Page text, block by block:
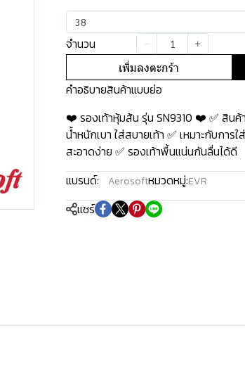
38
จำนวน
เพิ่มลงตะกร้า
คำอธิบายสินค้าแบบย่อ
❤️ รองเท้าหุ้มส้น รุ่น SN9310 ❤️ ✅ สินค้
น้ำหนักเบา ใส่สบายเท้า ✅ เหมาะกับกา
สะอาดง่าย ✅ รองเท้าพื้นแน่นกันลื่นได้ดี
แบรนด์:
Aerosoftหมวดหมู่:EVR
แชร์